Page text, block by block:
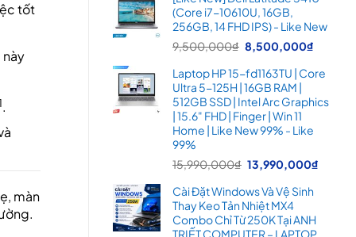
16,900,000₫.
(Core i7-10610U, 16GB,
256GB, 14 FHD IPS) - Like New
9,500,000₫ Giá
là:
9,500,000₫.
8,500,000₫
tại
là:
Laptop HP 15-fd1163TU | Core
Ultra 5-125H | 16GB RAM |
512GB SSD | Intel Arc Graphics
| 15.6" FHD | Finger | Win 11
Home | Like New 99% - Like
99%
15,990,000₫ Giá
là:
15,990,000₫.
13,990,000₫
Cài Đặt Windows Và Vệ Sinh
Thay Keo Tản Nhiệt MX4
Combo Chỉ Từ 250K Tại ANH
tốt
này
.
màn